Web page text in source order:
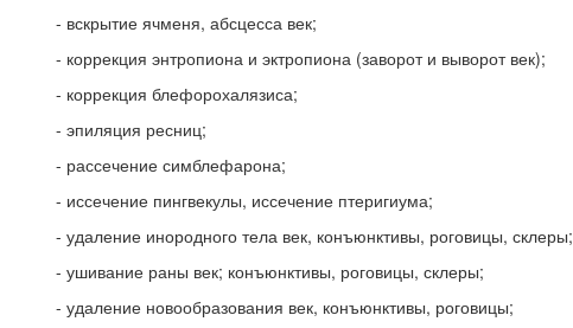
- вскрытие ячменя, абсцесса век;
- коррекция энтропиона и эктропиона (заворот и выворот век);
- коррекция блефорохалязиса;
- эпиляция ресниц;
- рассечение симблефарона;
- иссечение пингвекулы, иссечение птеригиума;
- удаление инородного тела век, конъюнктивы, роговицы, склеры;
- ушивание раны век; конъюнктивы, роговицы, склеры;
- удаление новообразования век, конъюнктивы, роговицы;